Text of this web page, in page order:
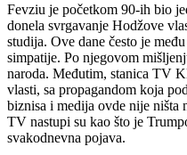
Fevziu je početkom 90-ih bio
donela svrgavanje Hodžove
studija. Ove dane često je
simpatije. Po njegovom
naroda. Međutim, stanica TV
vlasti, sa propagandom koja
biznisa i medija ovde nije ništa
TV nastupi su kao što je
svakodnevna pojava.